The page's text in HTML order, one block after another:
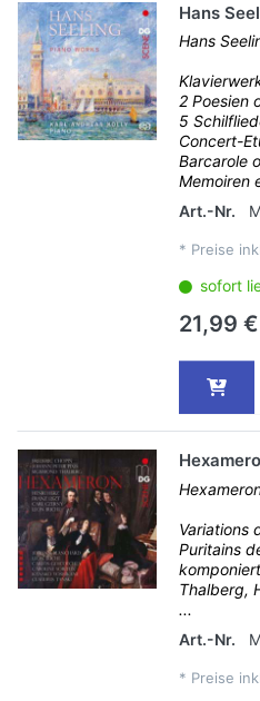
Hans
Hans
2 Poesien
5
Concert-
Barcarole
Memoiren
Art.-Nr.
* Preise
sofort
21,99
Variations
Puritains
Thalberg,
...
Art.-Nr.
* Preise